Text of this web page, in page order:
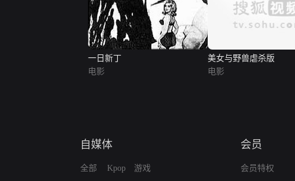
一日新丁
电影
美女与野兽虐杀版
电影
自媒体
全部 Kpop 游戏
会员
会员特权